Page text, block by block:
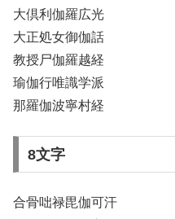
大倶利伽羅広光
大正処女御伽話
教授尸伽羅越経
瑜伽行唯識学派
那羅伽波寧村経
8文字
合骨咄禄毘伽可汗